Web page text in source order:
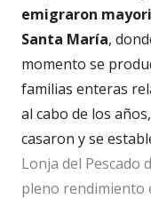
emigraron
Santa María,
momento se
familias enteras
al cabo de los
casaron y se
Lonja del Pescado
pleno rendimiento